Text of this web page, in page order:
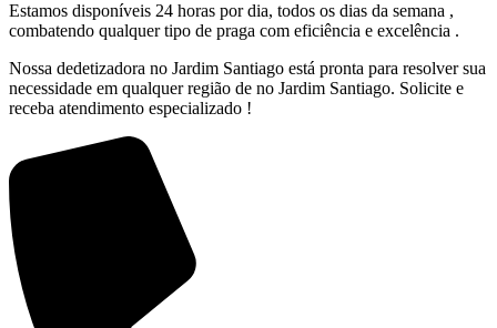
Estamos disponíveis 24 horas por dia, todos os dias da semana ,
combatendo qualquer tipo de praga com eficiência e excelência .
Nossa dedetizadora no Jardim Santiago está pronta para resolver sua
necessidade em qualquer região de no Jardim Santiago. Solicite e
receba atendimento especializado !